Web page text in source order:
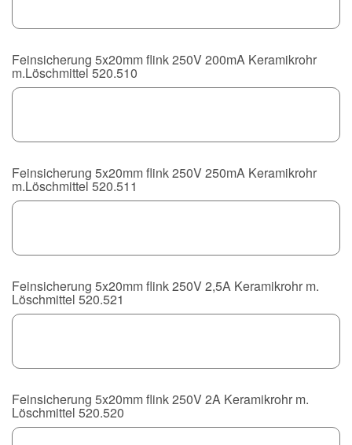
Feinsicherung 5x20mm flink 250V 200mA Keramikrohr
m.Löschmittel 520.510
Feinsicherung 5x20mm flink 250V 250mA Keramikrohr
m.Löschmittel 520.511
Feinsicherung 5x20mm flink 250V 2,5A Keramikrohr m.
Löschmittel 520.521
Feinsicherung 5x20mm flink 250V 2A Keramikrohr m.
Löschmittel 520.520